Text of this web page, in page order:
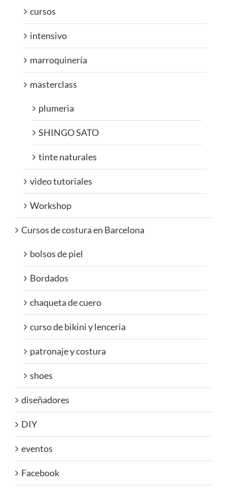
cursos
intensivo
marroquinería
masterclass
plumeria
SHINGO SATO
tinte naturales
video tutoriales
Workshop
Cursos de costura en Barcelona
bolsos de piel
Bordados
chaqueta de cuero
curso de bikini y lenceria
patronaje y costura
shoes
diseñadores
DIY
eventos
Facebook